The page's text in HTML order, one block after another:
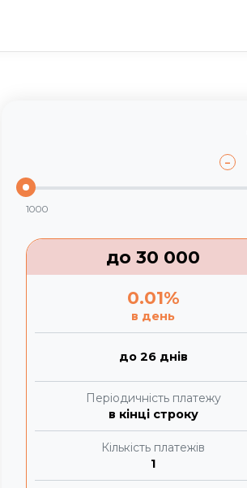
-
1000
до30 000
0.01%
в день
до 26 днів
Періодичність платежу
в кінці строку
Кількість платежів
1